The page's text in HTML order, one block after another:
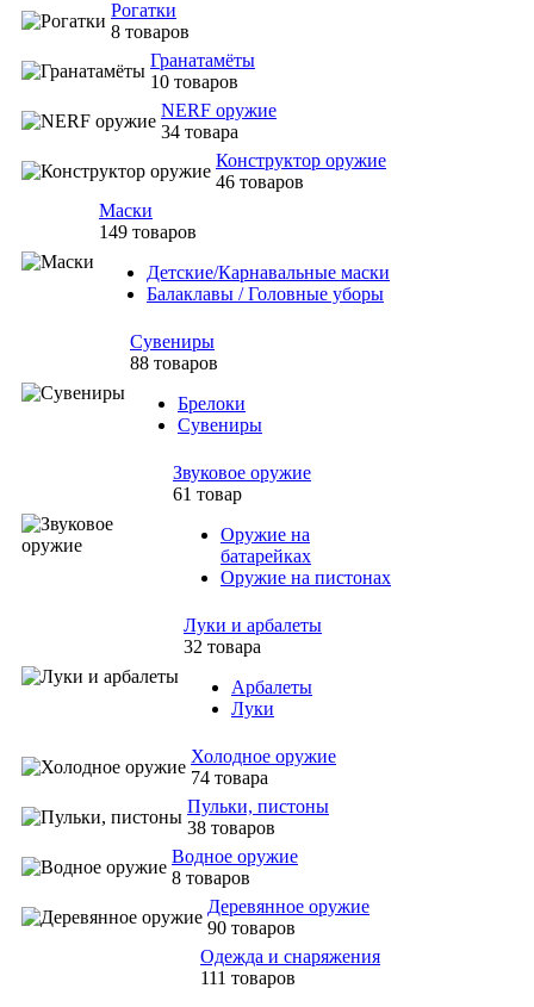
Рогатки
8 товаров
Гранатамёты
10 товаров
NERF оружие
34 товара
Конструктор оружие
46 товаров
Маски
149 товаров
Детские/Карнавальные маски
Балаклавы / Головные уборы
Сувениры
88 товаров
Брелоки
Сувениры
Звуковое оружие
61 товар
Оружие на
батарейках
Оружие на пистонах
Луки и арбалеты
32 товара
Арбалеты
Луки
Холодное оружие
74 товара
Пульки, пистоны
38 товаров
Водное оружие
8 товаров
Деревянное оружие
90 товаров
Одежда и снаряжения
111 товаров